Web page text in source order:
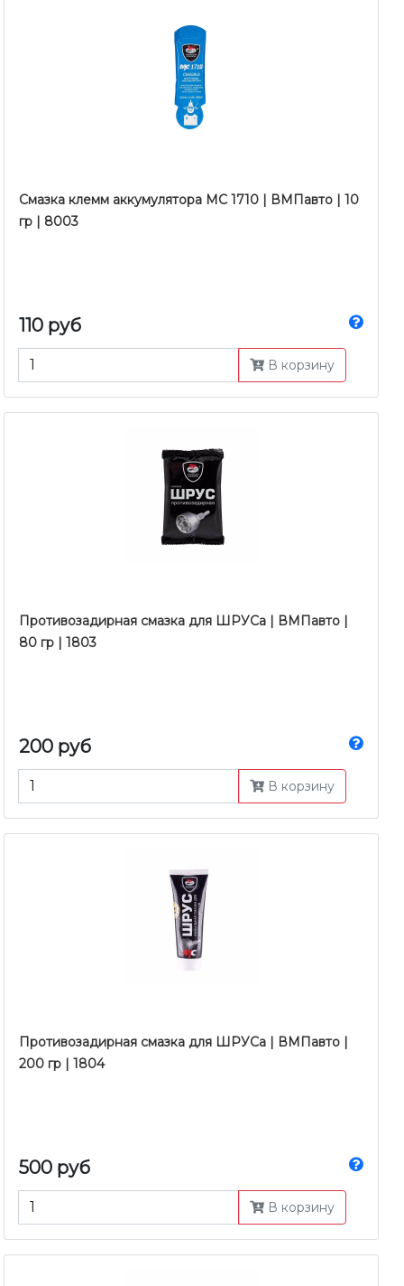
Смазка клемм аккумулятора МС 1710 | ВМПавто | 10
гр | 8003
110 руб
В корзину
Противозадирная смазка для ШРУСа | ВМПавто |
80 гр | 1803
200 руб
В корзину
Противозадирная смазка для ШРУСа | ВМПавто |
200 гр | 1804
500 руб
В корзину